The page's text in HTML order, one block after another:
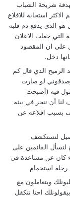
شريحة الشباب
الاكثر استجابة للاقلاع
هو الذي يدفع دم قلبه
التي جعلت الاعلان
على ان المقصود
دخل.
الذي قال كم
لو صارت
فيه (أصبحت
لنا أن ننجز في بيئة
بسبب اقلاعه عن
لنستكشف
لنسأل القائمين على
كان عن مساعدة في
استجمام
ويتعاملون مع
احنا نتكفل